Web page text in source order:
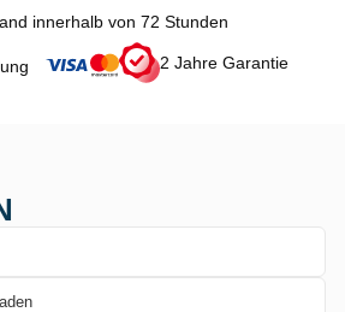
1,3
innerhalb von 72 Stunden
2 Jahre Garantie